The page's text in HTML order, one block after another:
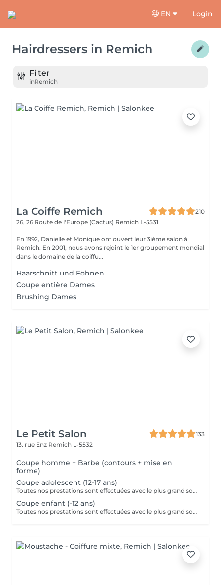
EN Login
Hairdressers in Remich
Filter
inRemich
La Coiffe Remich
210
26, 26 Route de l'Europe (Cactus) Remich L-5531
En 1992, Danielle et Monique ont ouvert leur 3ième salon à
Remich. En 2001, nous avons rejoint le 1er groupement mondial
dans le domaine de la coiffu...
Haarschnitt und Föhnen
Coupe entière Dames
Brushing Dames
Le Petit Salon
133
13, rue Enz Remich L-5532
Coupe homme + Barbe (contours + mise en
forme)
Coupe adolescent (12-17 ans)
Toutes nos prestations sont effectuées avec le plus grand soin, accompagnées de serviettes chaudes et froides et des produits d'exception.
Coupe enfant (-12 ans)
Toutes nos prestations sont effectuées avec le plus grand soin, accompagnées de serviettes chaudes et froides et des produits d'exception.